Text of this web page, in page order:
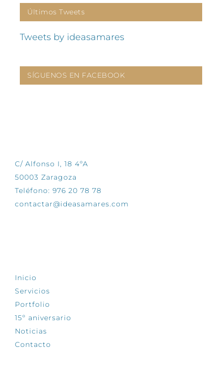
Últimos Tweets
Tweets by ideasamares
SÍGUENOS EN FACEBOOK
C/ Alfonso I, 18 4ºA
50003 Zaragoza
Teléfono: 976 20 78 78
contactar@ideasamares.com
Inicio
Servicios
Portfolio
15º aniversario
Noticias
Contacto